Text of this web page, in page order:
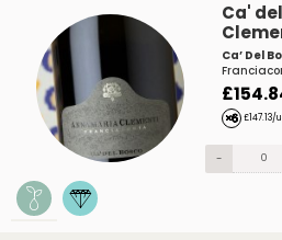
Ca'
Ca’ Del
£147.13/
-